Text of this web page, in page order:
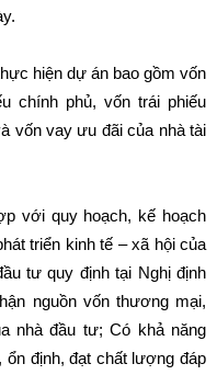
hiện dự án bao gồm vốn
chính phủ, vốn trái phiếu
vốn vay ưu đãi của nhà tài
với quy hoạch, kế hoạch
triển kinh tế – xã hội của
tư quy định tại Nghị định
nguồn vốn thương mại,
nhà đầu tư; Có khả năng
ổn định, đạt chất lượng đáp